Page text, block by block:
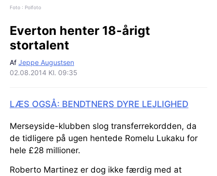
Foto : Polfoto
Everton henter 18-årigt
stortalent
Af Jeppe Augustsen
02.08.2014 Kl. 09:35
LÆS OGSÅ: BENDTNERS DYRE LEJLIGHED
Merseyside-klubben slog transferrekordden, da
de tidligere på ugen hentede Romelu Lukaku for
hele £28 millioner.
Roberto Martinez er dog ikke færdig med at